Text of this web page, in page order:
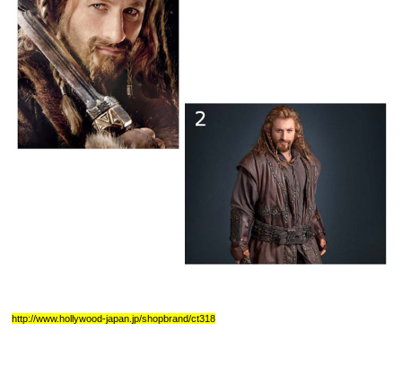
http://www.hollywood-japan.jp/shopbrand/ct318